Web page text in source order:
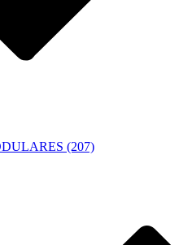
(207)